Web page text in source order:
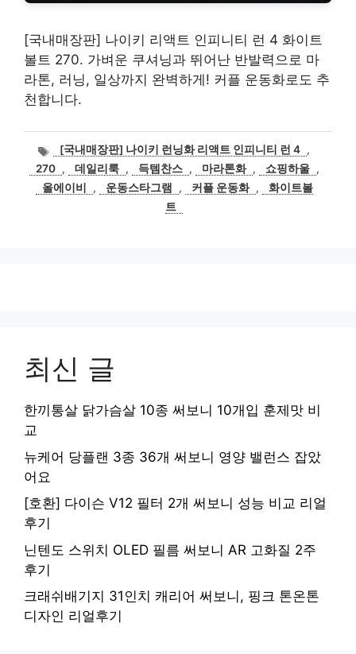
[국내매장판] 나이키 리액트 인피니티 런 4 화이트
볼트 270. 가벼운 쿠셔닝과 뛰어난 반발력으로 마
라톤, 러닝, 일상까지 완벽하게! 커플 운동화로도 추
천합니다.
태
그
[국내매장판] 나이키 런닝화 리액트 인피니티 런 4 ,
270 , 데일리룩 , 득템찬스 , 마라톤화 , 쇼핑하울 ,
올에이비
, 운동스타그램 , 커플 운동화 ,
화이트볼
트
최신 글
한끼통살 닭가슴살 10종 써보니 10개입 훈제맛 비
교
뉴케어 당플랜 3종 36개 써보니 영양 밸런스 잡았
어요
[호환] 다이슨 V12 필터 2개 써보니 성능 비교 리얼
후기
닌텐도 스위치 OLED 필름 써보니 AR 고화질 2주
후기
크래쉬배기지 31인치 캐리어 써보니, 핑크 톤온톤
디자인 리얼후기